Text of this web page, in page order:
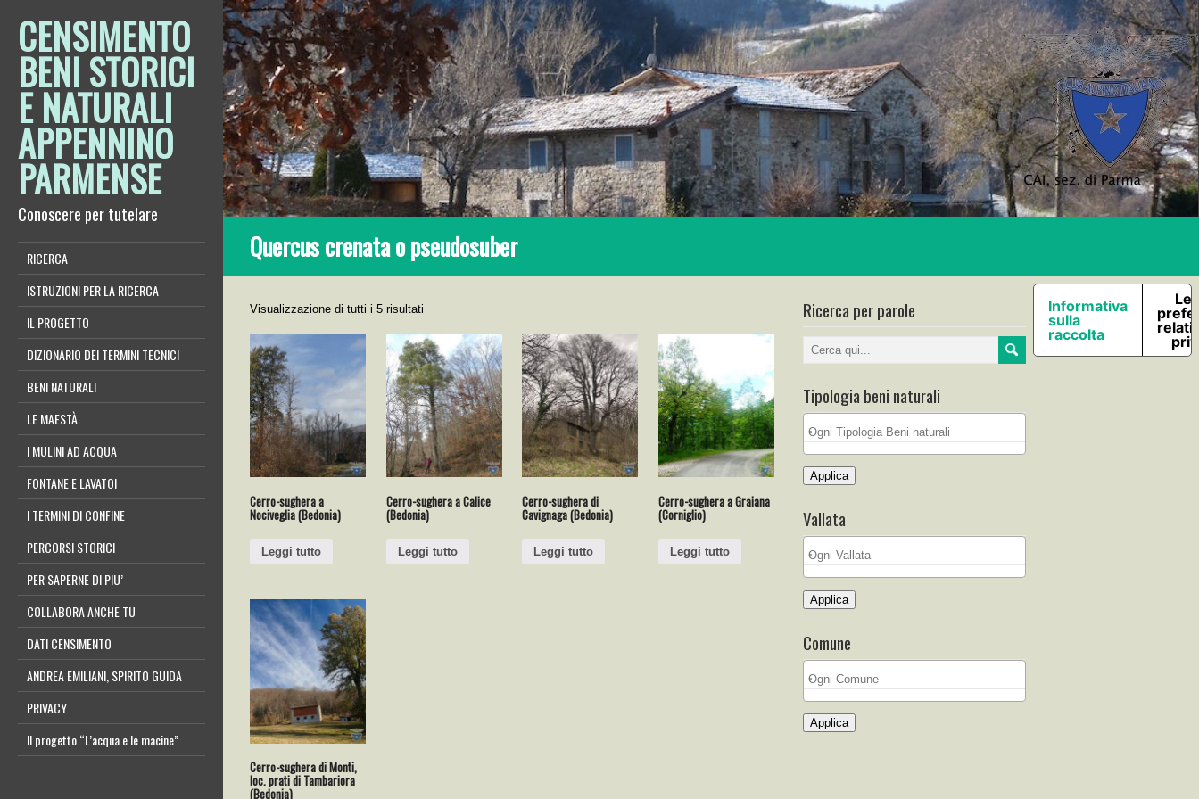
CENSIMENTO
BENI STORICI
E NATURALI
APPENNINO
PARMENSE
Conoscere per tutelare
RICERCA
ISTRUZIONI PER LA RICERCA
IL PROGETTO
DIZIONARIO DEI TERMINI TECNICI
BENI NATURALI
LE MAESTÀ
I MULINI AD ACQUA
FONTANE E LAVATOI
I TERMINI DI CONFINE
PERCORSI STORICI
PER SAPERNE DI PIU’
COLLABORA ANCHE TU
DATI CENSIMENTO
ANDREA EMILIANI, SPIRITO GUIDA
PRIVACY
Il progetto “L’acqua e le macine”
Quercus crenata o pseudosuber
Visualizzazione di tutti i 5 risultati
Cerro-sughera a
Nociveglia (Bedonia)
Leggi tutto
Cerro-sughera a Calice
(Bedonia)
Leggi tutto
Cerro-sughera di
Cavignaga (Bedonia)
Leggi tutto
Cerro-sughera a Graiana
(Corniglio)
Leggi tutto
Cerro-sughera di Monti,
loc. prati di Tambariora
(Bedonia)
Ricerca per parole
Tipologia beni naturali
Applica
Vallata
Applica
Comune
Applica
Informativa
sulla
raccolta
Le